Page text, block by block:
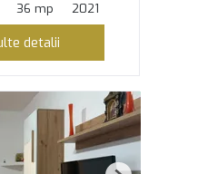
36 mp 2021
detalii